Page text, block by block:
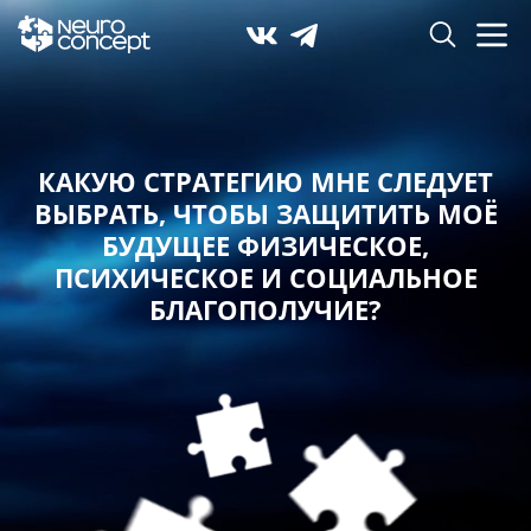
КАКУЮ СТРАТЕГИЮ МНЕ СЛЕДУЕТ
ВЫБРАТЬ,ЧТОБЫ ЗАЩИТИТЬ МОЁ
БУДУЩЕЕ ФИЗИЧЕСКОЕ,
ПСИХИЧЕСКОЕ И СОЦИАЛЬНОЕ
БЛАГОПОЛУЧИЕ?